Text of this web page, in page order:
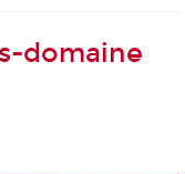
domaine